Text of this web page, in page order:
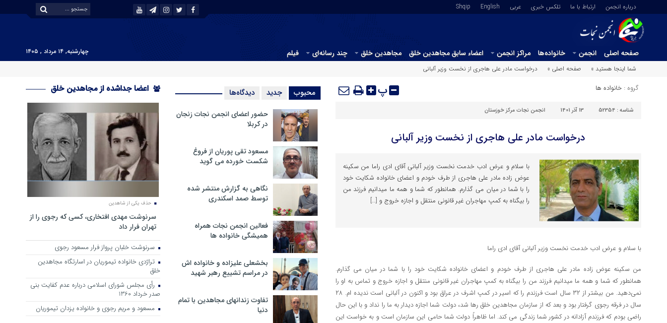
درباره انجمن ارتباط با ما تلکس خبری عربي English
Shqip
صفحه اصلی انجمن خانواده‌ها مراکز انجمن اعضاء سابق مجاهدین خلق مجاهدین خلق چند رسانه‌ای فیلم
چهارشنبه, ۱۴ مرداد , ۱۴۰۵
شما اینجا هستید »
صفحه اصلی » درخواست مادر علی هاجری از نخست وزیر آلبانی
گروه : خانواده ها پ
شناسه : 52354 13 آذر 1401 انجمن نجات مرکز خوزستان
درخواست مادر علی هاجری از نخست وزیر آلبانی
با سلام و عرض ادب خدمت نخست وزیر آلبانی آقای ادی راما من سکینه
عوض زاده مادر علی هاجری از طرف خودم و اعضای خانواده شکایت خود
را با شما در میان می گذارم. همانطور که شما و همه ما میدانیم فرزند من
را بیگناه به کمپ مهاجران غیر قانونی منتقل و اجازه خروج و […]
با سلام و عرض ادب خدمت نخست وزیر آلبانی آقای ادی راما
من سکینه عوض زاده مادر علی هاجری از طرف خودم و اعضای خانواده شکایت خود را با شما در میان می گذارم.
همانطور که شما و همه ما میدانیم فرزند من را بیگناه به کمپ مهاجران غیر قانونی منتقل و اجازه خروج و تماس به او را
نمی‌دهید. من بیشتر از ۳۲ سال است فرزندم را که اسیر در کمپ اشرف در عراق بود و اکنون در آلبانی است ندیده ام. ۲۸
سال در فرقه رجوی گرفتار بود و بعد که از سازمان مجاهدین خلق رها شد، دولت شما اجازه دیدار به ما را نداد و با این حال
راضی بودم که فرزندم آزادانه در کشور شما زندگی می کند. اما ظاهراً دولت شما حامی این سازمان است و به خواست این
محبوب جدید دیدگاه‌ها
حضور اعضای انجمن نجات زنجان
در کربلا
مسعود تقی پوریان از فروغ
شکست خورده می گوید
نگاهی به گزارش منتشر شده
توسط صمد اسکندری
فعالین انجمن نجات همراه
همیشگی خانواده ها
بخشعلی علیزاده و خانواده اش
در مراسم تشییع رهبر شهید
تفاوت زندانهای مجاهدین با تمام
دنیا
اعضا جداشده از مجاهدین خلق
حذف یکی از شاهدین
سرنوشت مهدی افتخاری، کسی که رجوی را از
تهران فرار داد
سرنوشت خلبان پرواز فرار مسعود رجوی
تراژدی خانواده تیموریان در اسارتگاه مجاهدین
خلق
رأی مجلس شورای اسلامی درباره عدم كفایت بنی
صدر خرداد 1360
مسعود و مریم رجوی و خانواده یزدان تیموریان